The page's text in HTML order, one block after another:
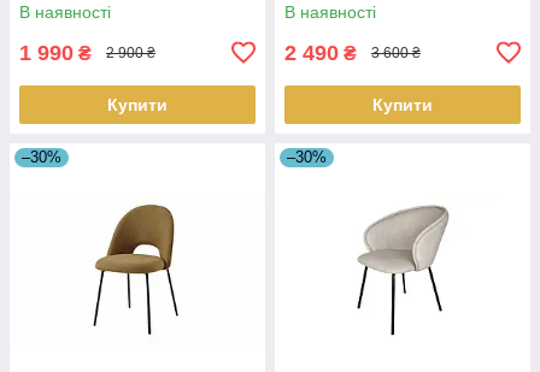
В наявності
1 990 ₴ 2 900 ₴
Купити
В наявності
2 490 ₴ 3 600 ₴
Купити
–30% –30%